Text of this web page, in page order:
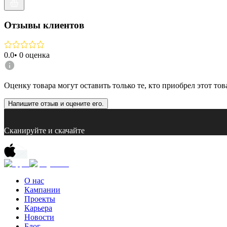
Отзывы клиентов
0.0• 0 оценка
Оценку товара могут оставить только те, кто приобрел этот
Напишите отзыв и оцените его.
Сканируйте и скачайте
О нас
Кампании
Проекты
Карьера
Новости